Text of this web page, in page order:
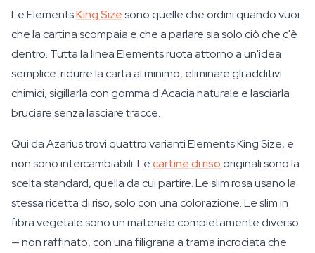
Le ElementsKing Sizesono quelle che ordini quando vuoi
che la cartina scompaia e che a parlare sia solo ciò che c'è
dentro. Tutta la linea Elements ruota attorno a un'idea
semplice: ridurre la carta al minimo, eliminare gli additivi
chimici, sigillarla con gomma d'Acacia naturale e lasciarla
bruciare senza lasciare tracce.
Qui da Azarius trovi quattro varianti Elements King Size, e
non sono intercambiabili. Lecartine di riso originali sono la
scelta standard, quella da cui partire. Le slim rosa usano la
stessa ricetta di riso, solo con una colorazione. Le slim in
fibra vegetale sono un materiale completamente diverso
— non raffinato, con una filigrana a trama incrociata che